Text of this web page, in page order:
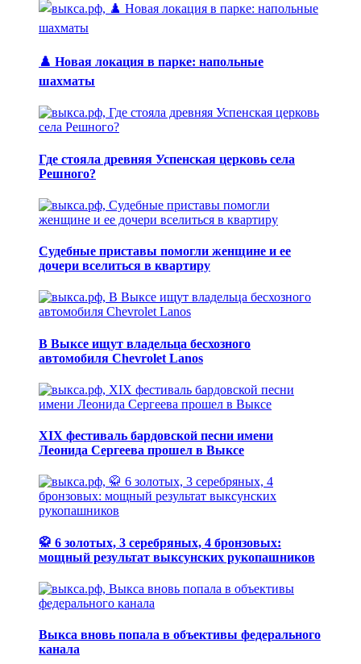
♟️ Новая локация в парке: напольные
шахматы
Где стояла древняя Успенская церковь села
Решного?
Судебные приставы помогли женщине и ее
дочери вселиться в квартиру
В Выксе ищут владельца бесхозного
автомобиля Chevrolet Lanos
XIX фестиваль бардовской песни имени
Леонида Сергеева прошел в Выксе
🥋 6 золотых, 3 серебряных, 4 бронзовых:
мощный результат выксунских рукопашников
Выкса вновь попала в объективы федерального
канала